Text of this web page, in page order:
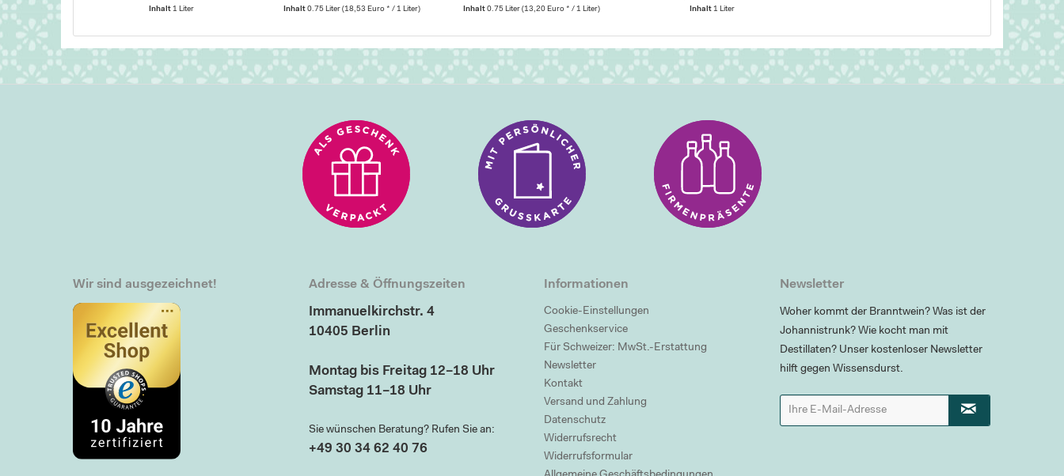
Inhalt1 Liter Inhalt 0.75 Liter (18,53 Euro * / 1 Liter) Inhalt0.75 Liter(13,20 Euro * / 1 Liter) Inhalt1 Liter
Wir sind ausgezeichnet! Adresse & Öffnungszeiten
Immanuelkirchstr. 4
10405 Berlin
Montag bis Freitag 12–18 Uhr
Samstag 11–18 Uhr
Sie wünschen Beratung? Rufen Sie an:
+49 30 34 62 40 76
Informationen
Cookie-Einstellungen
Geschenkservice
Für Schweizer: MwSt.-Erstattung
Newsletter
Kontakt
Versand und Zahlung
Datenschutz
Widerrufsrecht
Widerrufsformular
Newsletter
Woher kommt der Branntwein? Was ist der
Johannistrunk? Wie kocht man mit
Destillaten? Unser kostenloser Newsletter
hilft gegen Wissensdurst.